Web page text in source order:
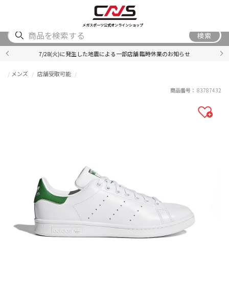
メガスポーツ公式オンラインショップ
ACCESSORY
検索
7/28(火)に発生した地震による一部店舗 臨時休業のお知らせ
メンズ 店舗受取可能
商品番号： 83787432